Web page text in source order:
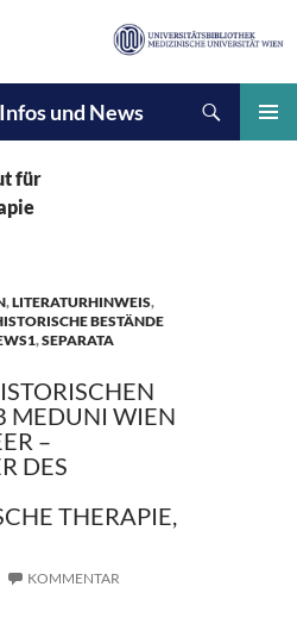
und News
für
,LITERATURHINWEIS,
BESTÄNDE
,SEPARATA
MEDUNI WIEN
–
DES
THERAPIE,
KOMMENTAR